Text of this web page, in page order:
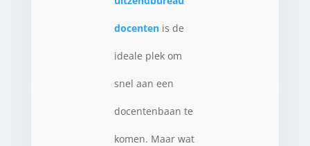
docentenis de
ideale plek om
snel aan een
docentenbaan te
komen. Maar wat